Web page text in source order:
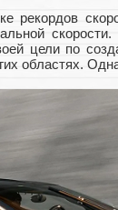
рекордов
цели по
областях.